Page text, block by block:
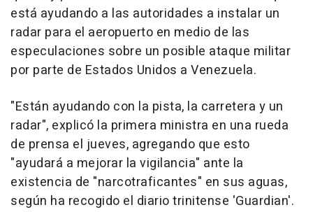
está ayudando a las autoridades a instalar un
radar para el aeropuerto en medio de las
especulaciones sobre un posible ataque militar
por parte de Estados Unidos a Venezuela.
"Están ayudando con la pista, la carretera y un
radar", explicó la primera ministra en una rueda
de prensa el jueves, agregando que esto
"ayudará a mejorar la vigilancia" ante la
existencia de "narcotraficantes" en sus aguas,
según ha recogido el diario trinitense 'Guardian'.